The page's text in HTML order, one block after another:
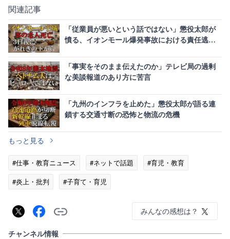
関連記事
「従業員が悪いという話ではない」懲役太郎が
憤る、イオンモール爆発事故における責任逃れ
「事実をそのまま伝えたのか」テレビ局の過剰
な美談報道のあり方に苦言
「九州のインフラを止めた」懲役太郎が語る連
鎖する交通寸断の恐怖と物流の危機
もっと見る
#仕事・教育ニュース #ネットで話題
#育児・教育
#炎上・批判
#子育て・育児
みんなの感想は？
チャンネル情報